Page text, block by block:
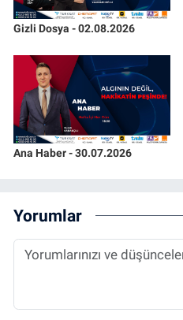
Gizli Dosya - 02.08.2026
Ana Haber - 30.07.2026
Yorumlar